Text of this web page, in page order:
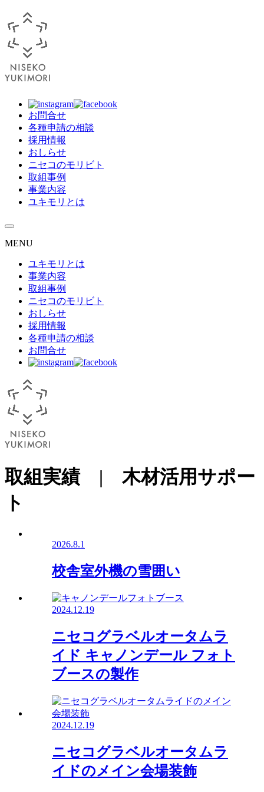
お問合せ
各種申請の相談
採用情報
おしらせ
ニセコのモリビト
取組事例
事業内容
ユキモリとは
MENU
ユキモリとは
事業内容
取組事例
ニセコのモリビト
おしらせ
採用情報
各種申請の相談
お問合せ
取組実績 | 木材活用サポー
ト
2026.8.1
校舎室外機の雪囲い
2024.12.19
ニセコグラベルオータムラ
イド キャノンデール フォト
ブースの製作
2024.12.19
ニセコグラベルオータムラ
イドのメイン会場装飾